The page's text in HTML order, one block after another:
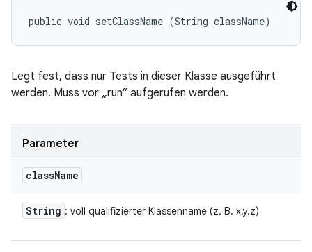
public void setClassName (String className)
Legt fest, dass nur Tests in dieser Klasse ausgeführt
werden. Muss vor „run“ aufgerufen werden.
Parameter
className
String : voll qualifizierter Klassenname (z. B. x.y.z)